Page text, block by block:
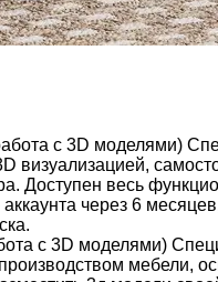
с 3D моделями)
визуализацией,
Доступен весь
через 6
с 3D моделями)
мебели,